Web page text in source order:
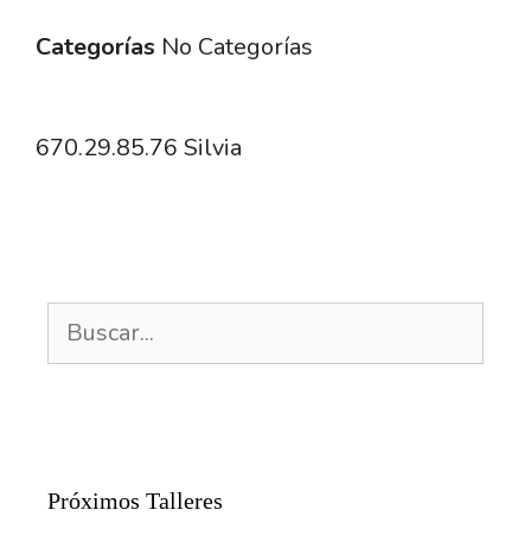
Categorías No Categorías
670.29.85.76 Silvia
Próximos Talleres